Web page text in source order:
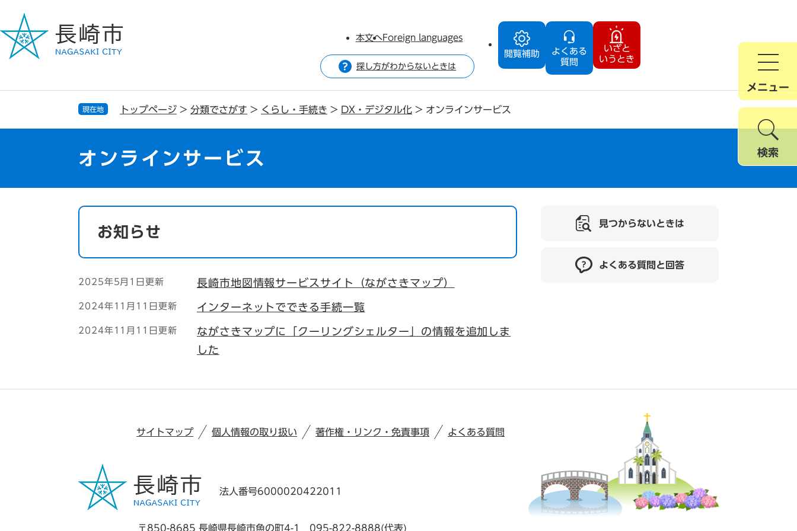
ジ
で
ュ
ば
閲覧補助
よくある
質問
いざと
いうとき
本文へForeign languages
探し方がわからないときは
メニュー
検索
現在地 トップページ > 分類でさがす > くらし・手続き > DX・デジタル化 > オンラインサービス
オンラインサービス
本
お知らせ
2025年5月1日更新 長崎市地図情報サービスサイト（ながさきマップ）
2024年11月11日更新 インターネットでできる手続一覧
2024年11月11日更新
ながさきマップに「クーリングシェルター」の情報を追加しま
した
見つからないときは
よくある質問と回答
サイトマップ 個人情報の取り扱い 著作権・リンク・免責事項 よくある質問
法人番号6000020422011
〒850-8685 長崎県長崎市魚の町4-1 095-822-8888(代表)